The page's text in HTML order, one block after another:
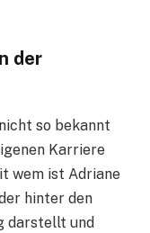
der
so bekannt
Karriere
wem ist Adriane
hinter den
darstellt und